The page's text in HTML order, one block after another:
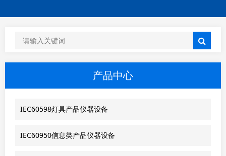
产品中心
IEC60598灯具产品仪器设备
IEC60950信息类产品仪器设备